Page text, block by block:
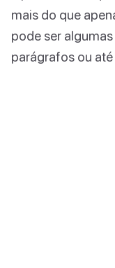
mais do que
pode ser
parágrafos ou